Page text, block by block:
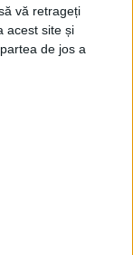
vă retrageți
acest site și
de jos a
să ne
orice
penală a